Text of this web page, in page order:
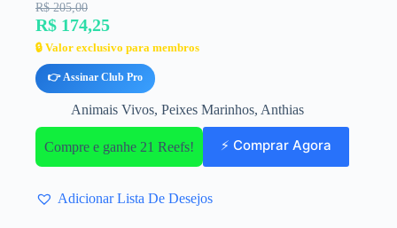
R$ 205,00
R$ 174,25
🔒 Valor exclusivo para membros
👉 Assinar Club Pro
Animais Vivos, Peixes Marinhos, Anthias
Compre e ganhe 21 Reefs! ⚡ Comprar Agora
Adicionar Lista De Desejos